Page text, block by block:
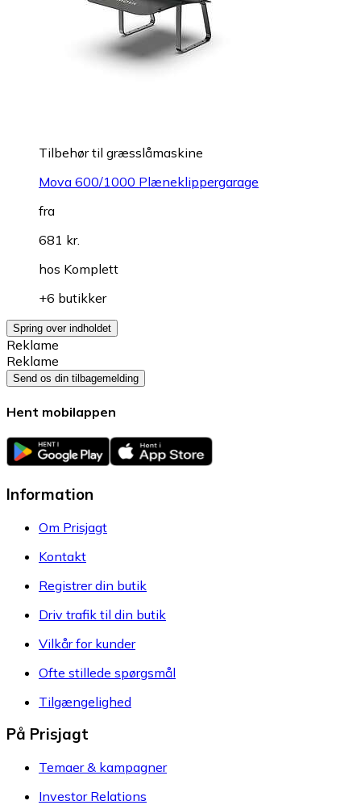
Tilbehør til græsslåmaskine
Mova 600/1000 Plæneklippergarage
fra
681 kr.
hos Komplett
+6 butikker
Spring over indholdet
Reklame
Reklame
Send os din tilbagemelding
Hent mobilappen
Information
Om Prisjagt
Kontakt
Registrer din butik
Driv trafik til din butik
Vilkår for kunder
Ofte stillede spørgsmål
Tilgængelighed
På Prisjagt
Temaer & kampagner
Investor Relations